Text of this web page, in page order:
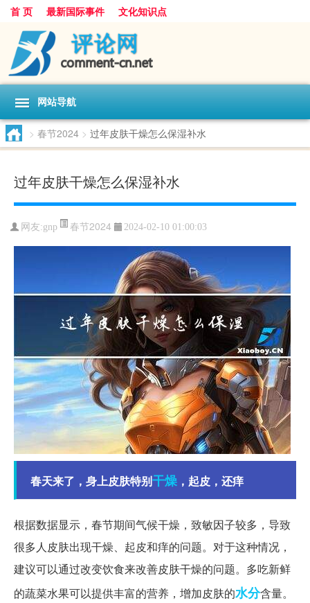
首 页 最新国际事件 文化知识点
网站导航
> 春节2024 > 过年皮肤干燥怎么保湿补水
过年皮肤干燥怎么保湿补水
网友:gnp 春节2024 2024-02-10 01:00:03
春天来了，身上皮肤特别干燥 ，起皮，还痒
根据数据显示，春节期间气候干燥，致敏因子较多，导致
很多人皮肤出现干燥、起皮和痒的问题。对于这种情况，
建议可以通过改变饮食来改善皮肤干燥的问题。多吃新鲜
的蔬菜水果可以提供丰富的营养，增加皮肤的水分含量。